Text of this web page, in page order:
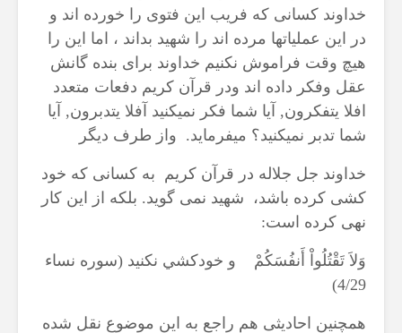
خداوند کسانی که فریب این فتوی را خورده اند و
در این عملیاتها مرده اند را شهید بداند ، اما این را
هیچ وقت فراموش نکنیم خداوند برای بنده گانش
عقل وفکر داده اند ودر قرآن کریم دفعات متعدد
افلا یتفکرون, آیا شما فکر نمیکنید آفلا یتدبرون, آیا
شما تدبر نمیکنید؟ میفرماید. واز طرف دیگر
خداوند جل جلاله در قرآن کریم به کسانی که خود
کشی کرده باشد، شهید نمی گوید. بلکه از این کار
نهی کرده است:
وَلاَ تَقْتُلُواْ أَنفُسَكُمْ و خودكشي نكنيد (سوره نساء
4/29)
همچنین احادیثی هم راجع به این موضوع نقل شده
15 نمایش ها